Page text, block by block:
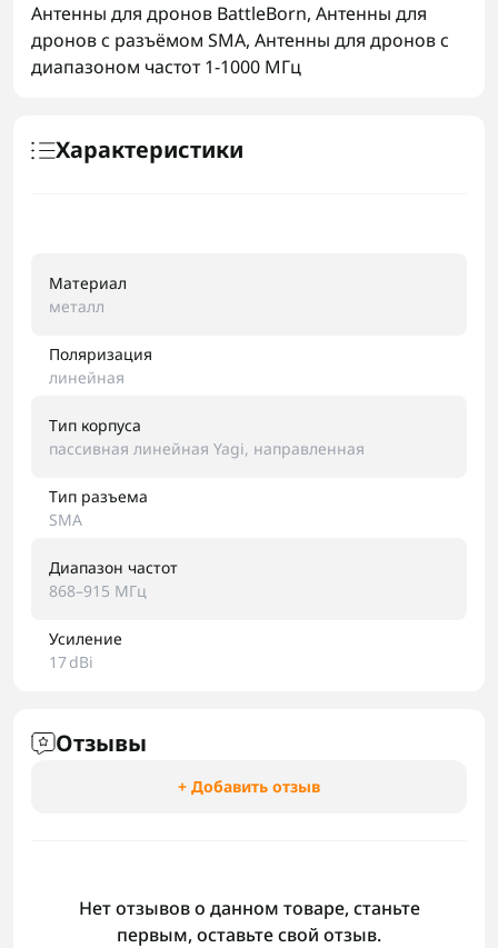
Антенны для дронов BattleBorn, Антенны для
дронов с разъёмом SMA, Антенны для дронов с
диапазоном частот 1-1000 МГц
Характеристики
Материал
металл
Поляризация
линейная
Тип корпуса
пассивная линейная Yagi, направленная
Тип разъема
SMA
Диапазон частот
868–915 МГц
Усиление
17 dBi
Отзывы
+ Добавить отзыв
Нет отзывов о данном товаре, станьте
первым, оставьте свой отзыв.